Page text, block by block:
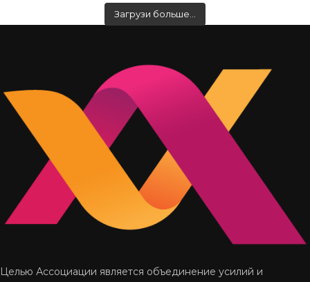
Загрузи больше…
Целью Ассоциации является объединение усилий и